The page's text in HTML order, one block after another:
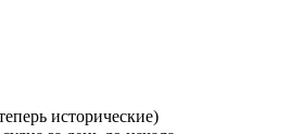
исторические)